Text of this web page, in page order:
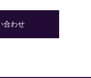
合わせ